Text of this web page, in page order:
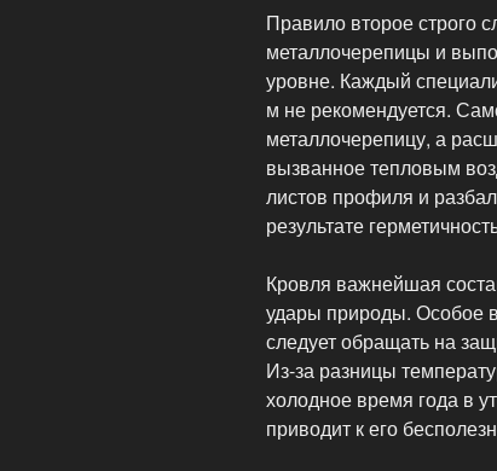
Правило второе строго
металлочерепицы и
уровне. Каждый
м не рекомендуется.
металлочерепицу, а
вызванное тепловым
листов профиля и
результате
Кровля важнейшая
удары природы. Особое
следует обращать на
Из-за разницы
холодное время года в
приводит к его